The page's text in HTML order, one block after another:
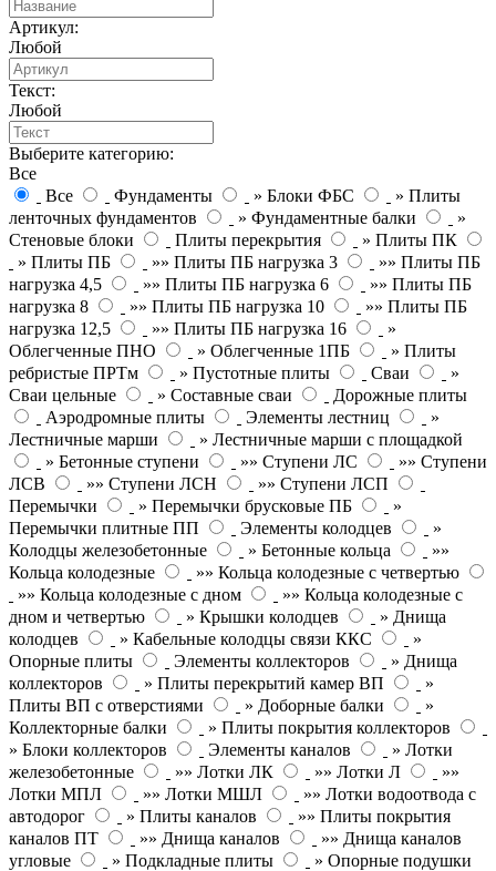
Артикул:
Любой
Текст:
Любой
Выберите категорию:
Все
Все
Фундаменты » Блоки ФБС
» Плиты
ленточных фундаментов
» Фундаментные балки
»
Стеновые блоки
Плиты перекрытия
» Плиты ПК
» Плиты ПБ
»» Плиты ПБ нагрузка 3
»» Плиты ПБ
нагрузка 4,5
»» Плиты ПБ нагрузка 6
»» Плиты ПБ
нагрузка 8
»» Плиты ПБ нагрузка 10
»» Плиты ПБ
нагрузка 12,5
»» Плиты ПБ нагрузка 16
»
Облегченные ПНО
» Облегченные 1ПБ
» Плиты
ребристые ПРТм
» Пустотные плиты Сваи
»
Сваи цельные
» Составные сваи
Дорожные плиты
Аэродромные плиты
Элементы лестниц
»
Лестничные марши
» Лестничные марши с площадкой
» Бетонные ступени
»» Ступени ЛС
»» Ступени
ЛСВ
»» Ступени ЛСН
»» Ступени ЛСП
Перемычки
» Перемычки брусковые ПБ
»
Перемычки плитные ПП
Элементы колодцев
»
Колодцы железобетонные
» Бетонные кольца
»»
Кольца колодезные
»» Кольца колодезные с четвертью
»» Кольца колодезные с дном
»» Кольца колодезные с
дном и четвертью
» Крышки колодцев
» Днища
колодцев
» Кабельные колодцы связи ККС
»
Опорные плиты
Элементы коллекторов
» Днища
коллекторов
» Плиты перекрытий камер ВП
»
Плиты ВП с отверстиями
» Доборные балки
»
Коллекторные балки
» Плиты покрытия коллекторов
» Блоки коллекторов
Элементы каналов
» Лотки
железобетонные
»» Лотки ЛК »» Лотки Л
»»
Лотки МПЛ
»» Лотки МШЛ
»» Лотки водоотвода с
автодорог
» Плиты каналов
»» Плиты покрытия
каналов ПТ
»» Днища каналов
»» Днища каналов
угловые
» Подкладные плиты
» Опорные подушки